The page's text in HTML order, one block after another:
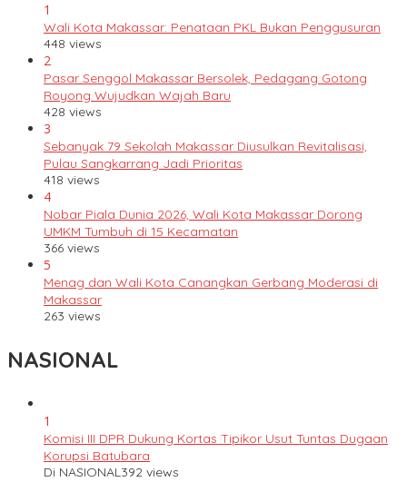
1
Wali Kota Makassar: Penataan PKL Bukan Penggusuran
448 views
2
Pasar Senggol Makassar Bersolek, Pedagang Gotong
Royong Wujudkan Wajah Baru
428 views
3
Sebanyak 79 Sekolah Makassar Diusulkan Revitalisasi,
Pulau Sangkarrang Jadi Prioritas
418 views
4
Nobar Piala Dunia 2026, Wali Kota Makassar Dorong
UMKM Tumbuh di 15 Kecamatan
366 views
5
Menag dan Wali Kota Canangkan Gerbang Moderasi di
Makassar
263 views
NASIONAL
1
Komisi III DPR Dukung Kortas Tipikor Usut Tuntas Dugaan
Korupsi Batubara
Di NASIONAL392 views